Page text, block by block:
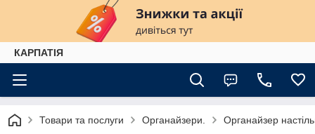
КАРПАТІЯ
Товари та послуги Органайзери. Органайзер